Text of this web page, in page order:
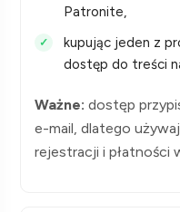
Patronite,
kupując jeden z
dostęp do treści
Ważne: dostęp
e-mail, dlatego
rejestracji i płatności